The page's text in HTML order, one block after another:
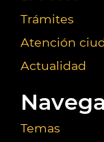
Trámites
Atención
Actualidad
Temas